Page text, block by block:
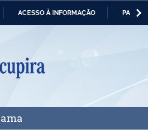
ACESSO À INFORMAÇÃO